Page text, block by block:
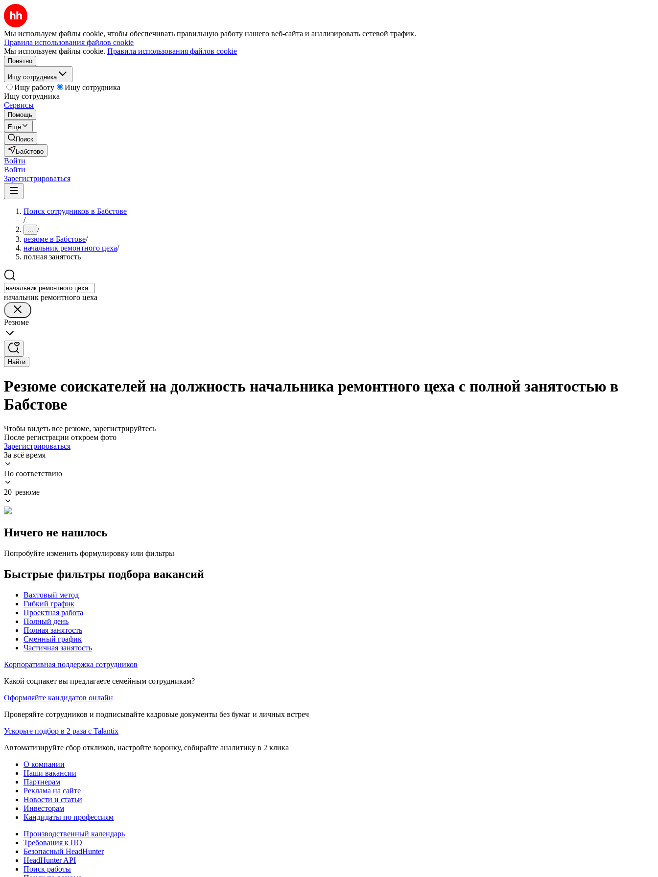
Мы используем файлы cookie, чтобы обеспечивать правильную работу нашего веб-сайта и анализировать сетевой трафик.
Правила использования файлов cookie
Мы используем файлы cookie. Правила использования файлов cookie
Понятно
Ищу сотрудника
Ищу работу
Ищу сотрудника
Ищу сотрудника
Сервисы
Помощь
Ещё
Поиск
Бабстово
Войти
Войти
Зарегистрироваться
Поиск сотрудников в Бабстове
/
... /
резюме в Бабстове/
начальник ремонтного цеха/
полная занятость
начальник ремонтного цеха
Резюме
Найти
Резюме соискателей на должность начальника ремонтного цеха с полной занятостью в
Бабстове
Чтобы видеть все резюме, зарегистрируйтесь
После регистрации откроем фото
Зарегистрироваться
За всё время
По соответствию
20 резюме
Ничего не нашлось
Попробуйте изменить формулировку или фильтры
Быстрые фильтры подбора вакансий
Вахтовый метод
Гибкий график
Проектная работа
Полный день
Полная занятость
Сменный график
Частичная занятость
Корпоративная поддержка сотрудников
Какой соцпакет вы предлагаете семейным сотрудникам?
Оформляйте кандидатов онлайн
Проверяйте сотрудников и подписывайте кадровые документы без бумаг и личных встреч
Ускорьте подбор в 2 раза с Talantix
Автоматизируйте сбор откликов, настройте воронку, собирайте аналитику в 2 клика
О компании
Наши вакансии
Партнерам
Реклама на сайте
Новости и статьи
Инвесторам
Кандидаты по профессиям
Производственный календарь
Требования к ПО
Безопасный HeadHunter
HeadHunter API
Поиск работы